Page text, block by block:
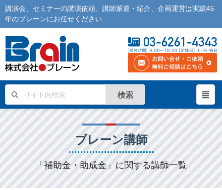
講演会 セミナーの講演依頼 講師派遣 ・紹介、企画運営は実績45
年のブレーンにお任せください
検索
ブレーン講師
「補助金・助成金」に関する講師一覧